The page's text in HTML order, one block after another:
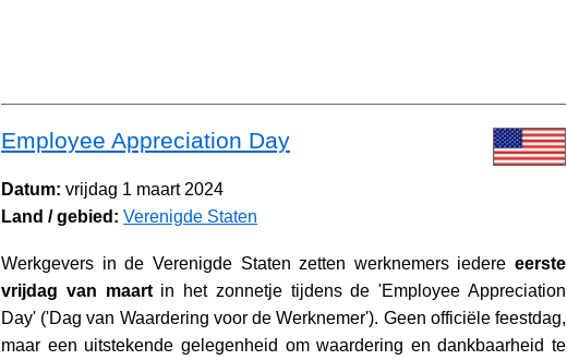
Employee Appreciation Day
Datum: vrijdag 1 maart 2024
Land / gebied: Verenigde Staten
Werkgevers in de Verenigde Staten zetten werknemers iedere eerste
vrijdag van maartin het zonnetje tijdens de 'Employee Appreciation
Day' ('Dag van Waardering voor de Werknemer'). Geen officiële feestdag,
maar een uitstekende gelegenheid om waardering en dankbaarheid te